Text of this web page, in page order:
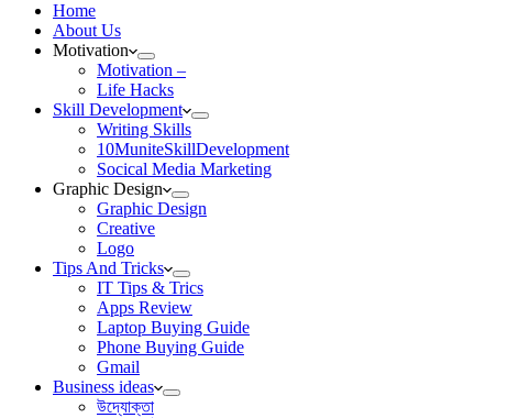
Home
About Us
Motivation
Motivation –
Life Hacks
Skill Development
Writing Skills
10MuniteSkillDevelopment
Socical Media Marketing
Graphic Design
Graphic Design
Creative
Logo
Tips And Tricks
IT Tips & Trics
Apps Review
Laptop Buying Guide
Phone Buying Guide
Gmail
Business ideas
উদ্যোক্তা